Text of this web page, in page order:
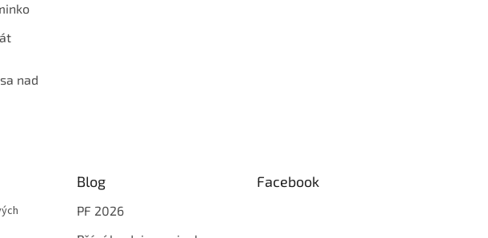
nad
Blog
PF 2026
Facebook